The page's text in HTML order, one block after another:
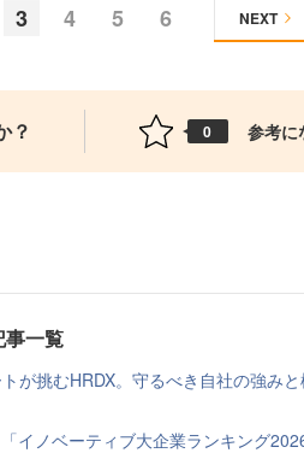
3 4 5 6 NEXT
？ 0 参考に
一覧
が挑むHRDX。守るべき自社の強み
イノベーティブ大企業ランキング